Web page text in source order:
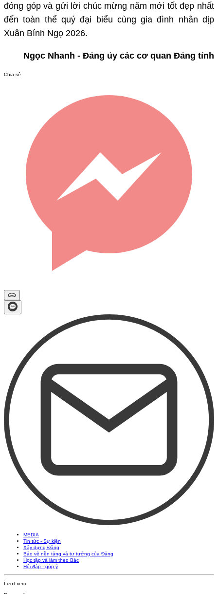
đóng góp và gửi lời chúc mừng năm mới tốt đẹp nhất
đến toàn thể quý đại biểu cùng gia đình nhân dịp
Xuân Bính Ngọ 2026.
Ngọc Nhanh - Đảng ủy các cơ quan Đảng tỉnh
Chia sẻ
MEDIA
Tin tức - Sự kiện
Xây dựng Đảng
Bảo vệ nền tảng và tư tưởng của Đảng
Học tập và làm theo Bác
Hỏi đáp - góp ý
Lượt xem: